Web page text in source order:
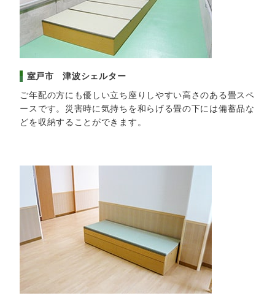
室戸市 津波シェルター
ご年配の方にも優しい立ち座りしやすい高さのある畳スペ
ースです。災害時に気持ちを和らげる畳の下には備蓄品な
どを収納することができます。